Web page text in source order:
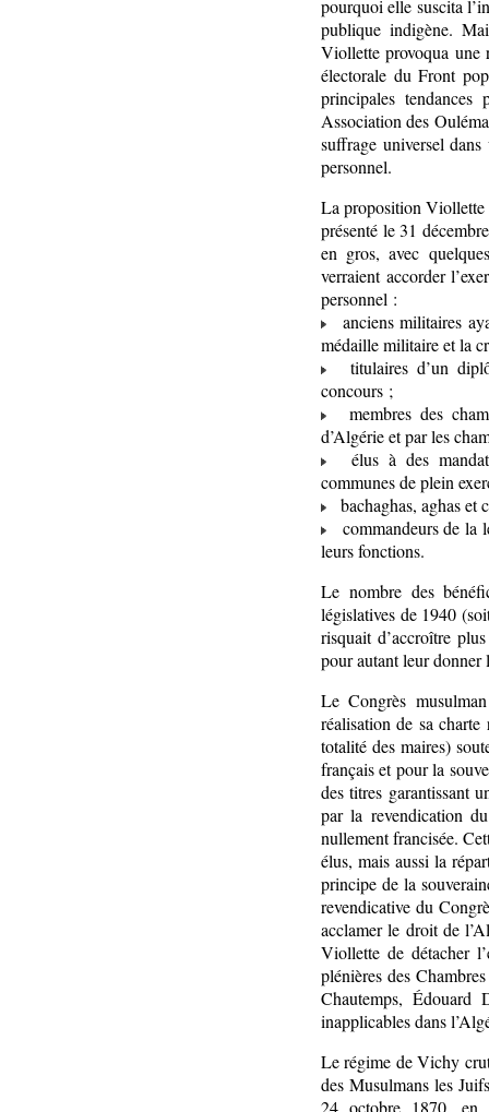
pourquoi elle suscita
publique indigène.
Viollette provoqua une
électorale du Front
principales
Association des
suffrage universel
personnel.
La proposition Viollette
présenté le 31
en gros, avec
verraient accorder
personnel :
anciens militaires
médaille militaire et la
titulaires d’un
concours ;
membres des
d’Algérie et par les
élus à des
communes de plein
bachaghas, aghas et
commandeurs de la
leurs fonctions.
Le nombre des
législatives de 1940
risquait d’accroître
pour autant leur
Le Congrès
réalisation de sa
totalité des maires)
français et pour la
des titres garantissant
par la revendication
nullement francisée.
élus, mais aussi la
principe de la
revendicative du
acclamer le droit de
Viollette de détacher
plénières des
Chautemps, Édouard
inapplicables dans
Le régime de Vichy
des Musulmans les
24 octobre 1870, en